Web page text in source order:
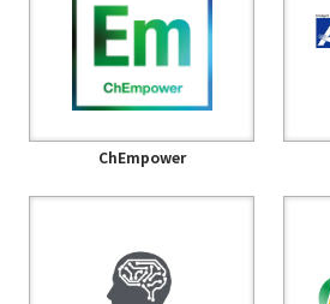
ChEmpower